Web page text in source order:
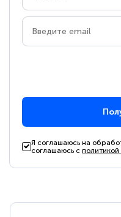
Я соглашаюсь на
соглашаюсь с